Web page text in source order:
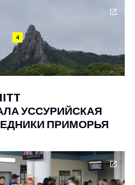
4
УССУРИЙСКАЯ
ПРИМОРЬЯ